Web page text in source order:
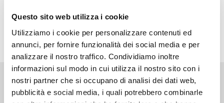
Questo sito web utilizza i cookie
Utilizziamo i cookie per personalizzare contenuti ed
annunci, per fornire funzionalità dei social media e per
analizzare il nostro traffico. Condividiamo inoltre
informazioni sul modo in cui utilizza il nostro sito con i
nostri partner che si occupano di analisi dei dati web,
pubblicità e social media, i quali potrebbero combinarle